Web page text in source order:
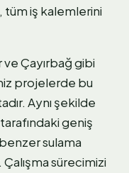
iş kalemlerini
Çayırbağ gibi
projelerde bu
Aynı şekilde
geniş
sulama
sürecimizi